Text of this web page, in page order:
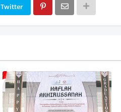
Twitter